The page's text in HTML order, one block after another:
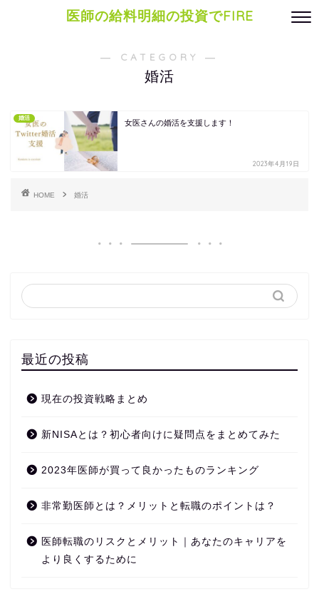
医師の給料明細の投資でFIRE
― CATEGORY ―
婚活
婚活
女医さんの婚活を支援します！
2023年4月19日
HOME 婚活
最近の投稿
現在の投資戦略まとめ
新NISAとは？初心者向けに疑問点をまとめてみた
2023年医師が買って良かったものランキング
非常勤医師とは？メリットと転職のポイントは？
医師転職のリスクとメリット｜あなたのキャリアを
より良くするために